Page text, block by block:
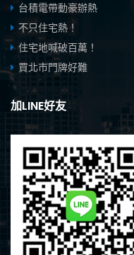
台積電帶動豪辦熱
不只住宅熱！
住宅地喊破百萬！
買北市門牌好難
加LINE好友